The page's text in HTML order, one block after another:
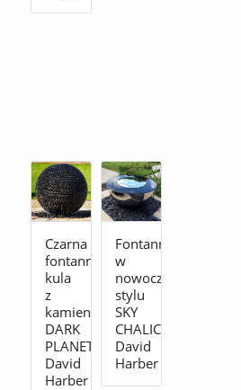
Czarna
fontanna
kula
z
kamienia
DARK
PLANET
David
Harber
Fontanna
w
nowoczesnym
stylu
SKY
CHALICE
David
Harber